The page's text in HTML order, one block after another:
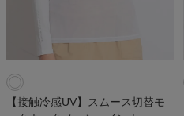
【接触冷感UV】スムース切替モ